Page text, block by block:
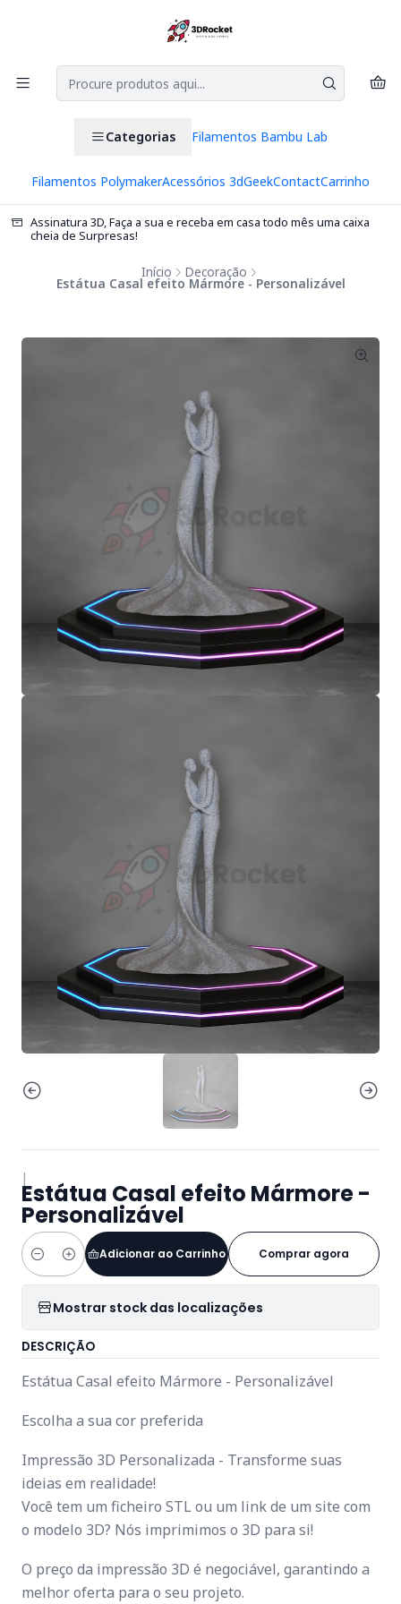
Categorias Filamentos Bambu Lab
Filamentos PolymakerAcessórios 3dGeekContactCarrinho
Assinatura 3D, Faça a sua e receba em casa todo mês uma caixa
cheia de Surpresas!
Início Decoração
Estátua Casal efeito Mármore - Personalizável
|
Estátua Casal efeito Mármore -
Personalizável
Quantidade
Adicionar ao Carrinho Comprar agora
Mostrar stock das localizações
DESCRIÇÃO
Estátua Casal efeito Mármore - Personalizável
Escolha a sua cor preferida
Impressão 3D Personalizada - Transforme suas
ideias em realidade!
Você tem um ficheiro STL ou um link de um site com
o modelo 3D? Nós imprimimos o 3D para si!
O preço da impressão 3D é negociável, garantindo a
melhor oferta para o seu projeto.